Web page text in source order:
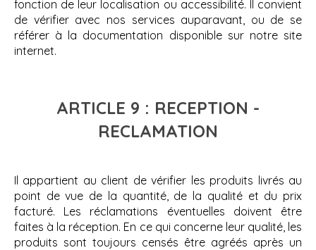
fonction de leur localisation ou accessibilité. Il convient
de vérifier avec nos services auparavant, ou de se
référer à la documentation disponible sur notre site
internet.
ARTICLE 9 : RECEPTION -
RECLAMATION
Il appartient au client de vérifier les produits livrés au
point de vue de la quantité, de la qualité et du prix
facturé. Les réclamations éventuelles doivent être
faites à la réception. En ce qui concerne leur qualité, les
produits sont toujours censés être agréés après un